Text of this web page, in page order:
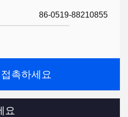
86-0519-88210855
촉하세요
요